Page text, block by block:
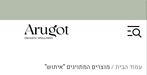
דילוג
לתוכן
עמוד הבית מוצרים המתויגים “איתוש”